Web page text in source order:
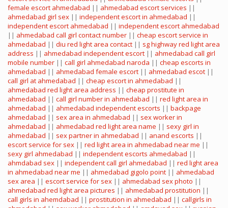
female escort ahmedabad || ahmedabad escort services ||
ahmedabad girl sex || independent escort in ahmedabad ||
independent escort ahmedabad || independent escort ahmedabad
|| ahmedabad call girl contact number || cheap escort service in
ahmedabad || diu red light area contact || sg highway red light area
address || ahmedabad independent escort || ahmedabad call girl
mobile number || call girl ahmedabad naroda || cheap escorts in
ahmedabad || ahmedabad female escort || ahmedabad escot ||
call girl at ahmedabad || cheap escort in ahmedabad ||
ahmedabad red light area address || cheap prostitute in
ahmedabad || call girl number in ahmedabad || red light area in
ahmedabad || ahmedabad independent escorts || backpage
ahmedabad || sex area in ahmedabad || sex worker in
ahmedabad || ahmedabad red light area name || sexy girl in
ahmedabad || sex partner in ahmedabad || anand escorts ||
escort service for sex || red light area in ahmedabad near me ||
sexy girl ahmedabad || independent escorts ahmedabad ||
ahmdabad sex || independent call girl ahmedabad || red light area
in ahmedabad near me || ahmedabad gigolo point || ahmedabad
sex area || escort service for sex || ahmedabad sex photo ||
ahmedabad red light area pictures || ahmedabad prostitution ||
call girls in ahemdabad || prostitution in ahmedabad || callgirls in